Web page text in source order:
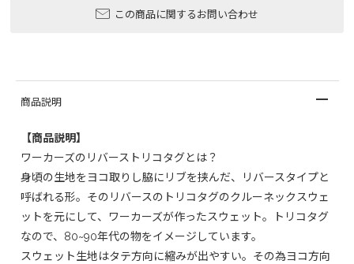
この商品に関するお問い合わせ
商品説明
【商品説明】
ワーカーズのリバーストリコタグとは？
身頃の生地をヨコ取りし脇にリブを挟んだ、リバースタイプと
呼ばれる形。そのリバースのトリコタグのクルーネックスウェ
ットを元にして、ワーカーズが作ったスウェット。トリコタグ
なので、80~90年代の物をイメージしています。
スウェット生地はタテ方向に縮みが出やすい。その為ヨコ方向